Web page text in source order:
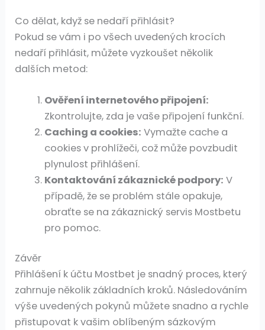
Co dělat, když se nedaří přihlásit?
Pokud se vám i po všech uvedených krocích
nedaří přihlásit, můžete vyzkoušet několik
dalších metod:
Ověření internetového připojení:
Zkontrolujte, zda je vaše připojení funkční.
Caching a cookies: Vymažte cache a
cookies v prohlížeči, což může povzbudit
plynulost přihlášení.
Kontaktování zákaznické podpory: V
případě, že se problém stále opakuje,
obraťte se na zákaznický servis Mostbetu
pro pomoc.
Závěr
Přihlášení k účtu Mostbet je snadný proces, který
zahrnuje několik základních kroků. Následováním
výše uvedených pokynů můžete snadno a rychle
přistupovat k vašim oblíbeným sázkovým